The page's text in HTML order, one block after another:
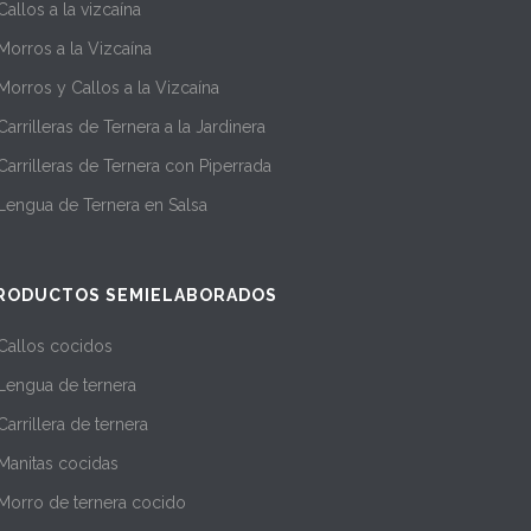
a la vizcaína
a la Vizcaína
y Callos a la Vizcaína
de Ternera a la Jardinera
de Ternera con Piperrada
de Ternera en Salsa
SEMIELABORADOS
cocidos
de ternera
de ternera
cocidas
de ternera cocido